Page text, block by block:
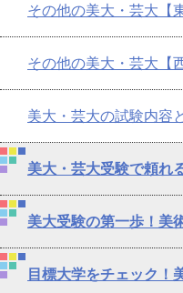
その他の美大・芸大【
その他の美大・芸大【
美大・芸大の試験内容
美大・芸大受験で頼れ
美大受験の第一歩！美
目標大学をチェック！